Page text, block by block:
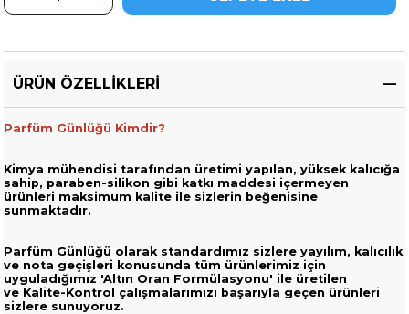
ÜRÜN ÖZELLIKLERI
Parfüm Günlüğü Kimdir?
Kimya mühendisi tarafından üretimi yapılan, yüksek kalıcığa
sahip, paraben-silikon gibi katkı maddesi içermeyen
ürünleri maksimum kalite ile sizlerin beğenisine
sunmaktadır.
Parfüm Günlüğü olarak standardımız sizlere yayılım, kalıcılık
ve nota geçişleri konusunda tüm ürünlerimiz için
uyguladığımız 'Altın Oran Formülasyonu' ile üretilen
ve Kalite-Kontrol çalışmalarımızı başarıyla geçen ürünleri
sizlere sunuyoruz.